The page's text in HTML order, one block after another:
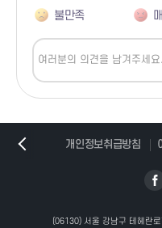
이건 달이고, 달 표면. 별. 반
이 반짝반짝 거리는데, 이거
같은 거 보면 빨간색, 파란
여러분들이 별빛을 볼 때 반
대기 중의 공기들이 이렇게
불만족
개인정보취급방침
(06130) 서울 강남구 테헤란